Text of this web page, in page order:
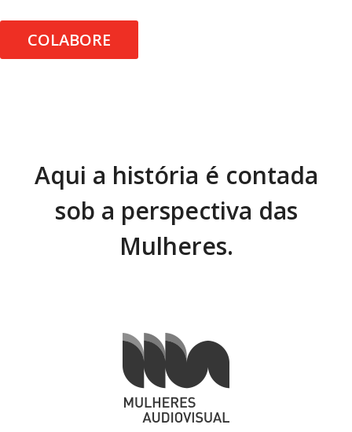
COLABORE
Aqui a história é contada
sob a perspectiva das
Mulheres.